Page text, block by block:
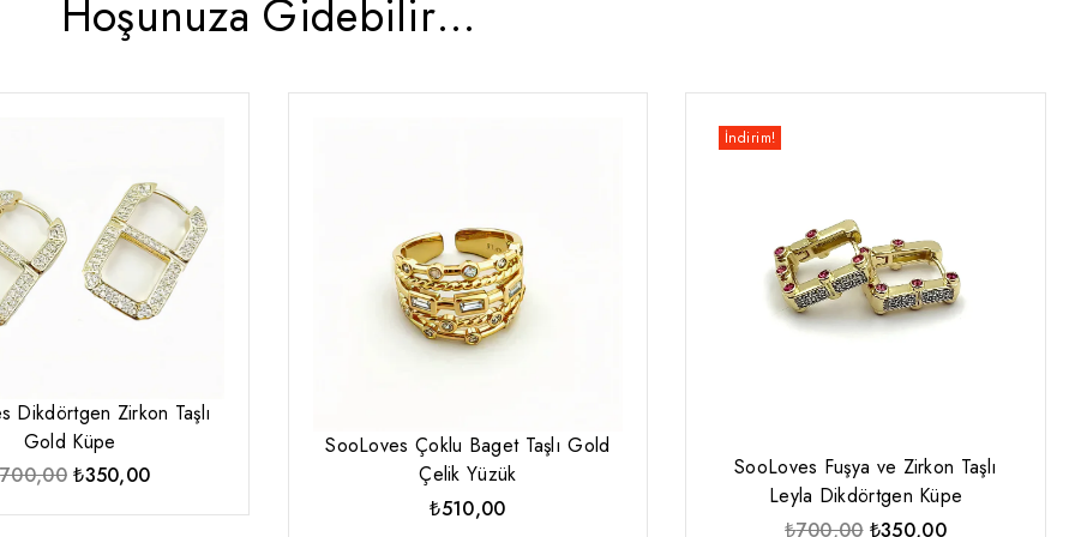
Hoşunuza Gidebilir…
Dikdörtgen Zirkon Taşlı
Gold Küpe
700,00 Orijinal
₺350,00Şu
SooLoves Çoklu Baget Taşlı Gold
Çelik Yüzük
₺510,00
İndirim!
SooLoves Fuşya ve Zirkon Taşlı
Leyla Dikdörtgen Küpe
₺700,00 Orijinal
₺350,00Şu